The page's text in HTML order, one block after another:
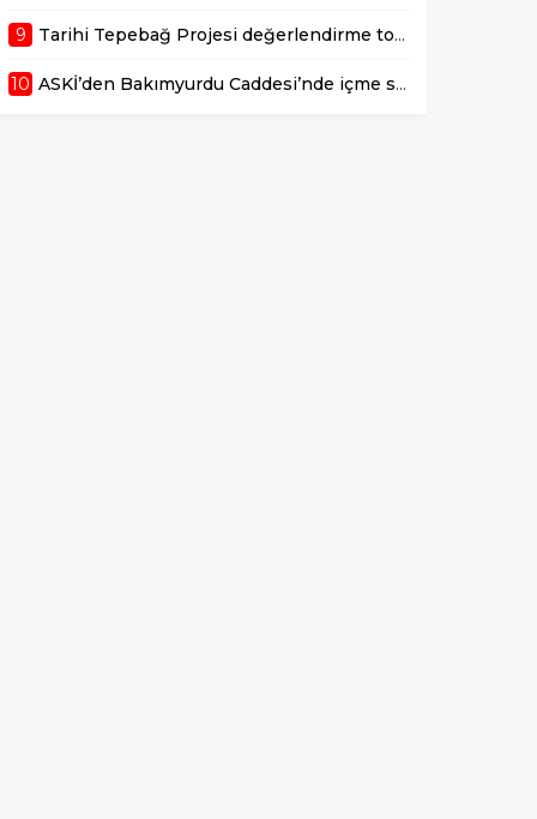
9 Tarihi Tepebağ Projesi değerlendirme toplantısı gerçekleştirildi
10 ASKİ’den Bakımyurdu Caddesi’nde içme suyu altyapısına güçlü yatırım